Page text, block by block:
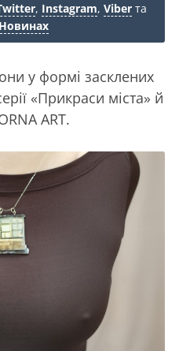
, Instagram, Viber та
у формі засклених
«Прикраси міста» й
ART.